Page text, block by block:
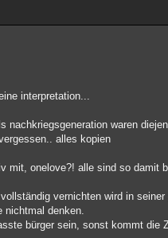
interpretation...
nachkriegsgeneration waren
alles kopien
mit, onelove?! alle sind so damit
vernichten wird in
nichtmal denken.
bürger sein, sonst kommt